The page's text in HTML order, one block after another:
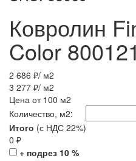
Ковролин
Color 800121
2 686 ₽/ м2
3 277 ₽/ м2
Цена от 100 м2
Количество, м2:
Итого (с НДС 22%)
0 ₽
+ подрез 10 %